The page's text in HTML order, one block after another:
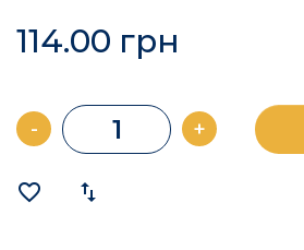
114.00 грн
- +
favorite_border import_export